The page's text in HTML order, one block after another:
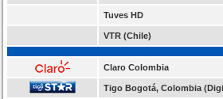
Tuves HD
VTR (Chile)
Claro Colombia
Tigo Bogotá, Colombia